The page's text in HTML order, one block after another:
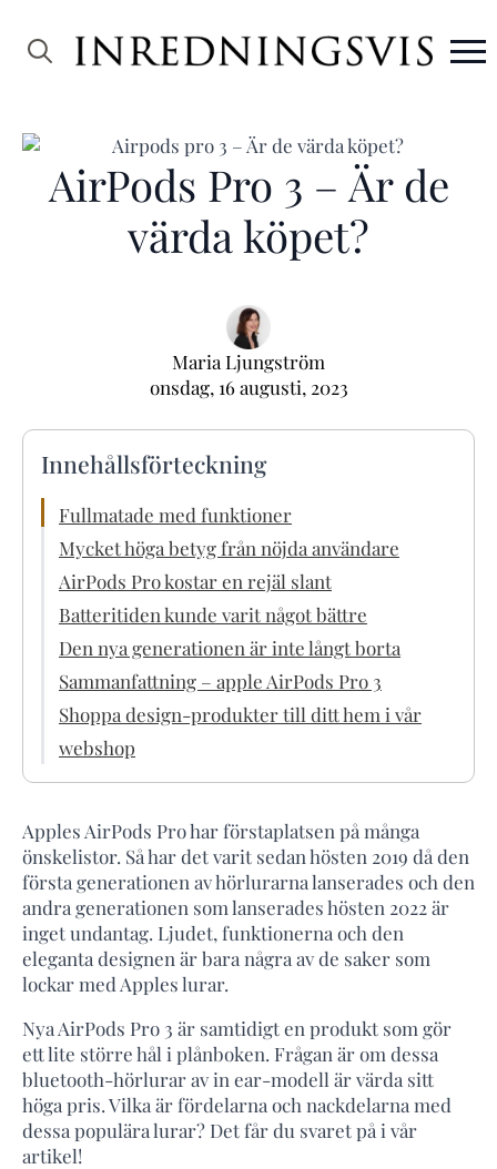
AirPods Pro 3 – Är de
värda köpet?
Maria Ljungström
onsdag, 16 augusti, 2023
Innehållsförteckning
Fullmatade med funktioner
Mycket höga betyg från nöjda användare
AirPods Pro kostar en rejäl slant
Batteritiden kunde varit något bättre
Den nya generationen är inte långt borta
Sammanfattning – apple AirPods Pro 3
Shoppa design-produkter till ditt hem i vår
webshop
Apples AirPods Pro har förstaplatsen på många
önskelistor. Så har det varit sedan hösten 2019 då den
första generationen av hörlurarna lanserades och den
andra generationen som lanserades hösten 2022 är
inget undantag. Ljudet, funktionerna och den
eleganta designen är bara några av de saker som
lockar med Apples lurar.
Nya AirPods Pro 3 är samtidigt en produkt som gör
ett lite större hål i plånboken. Frågan är om dessa
bluetooth-hörlurar av in ear-modell är värda sitt
höga pris. Vilka är fördelarna och nackdelarna med
dessa populära lurar? Det får du svaret på i vår
artikel!